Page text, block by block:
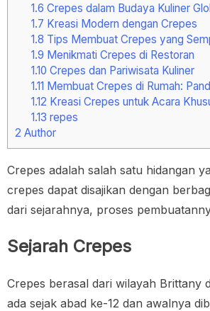
1.6 Crepes dalam Budaya Kuliner
1.7 Kreasi Modern dengan Crepes
1.8 Tips Membuat Crepes yang
1.9 Menikmati Crepes di Restoran
1.10 Crepes dan Pariwisata Kuliner
1.11 Membuat Crepes di Rumah:
1.12 Kreasi Crepes untuk Acara
1.13 repes
2 Author
Crepes adalah salah satu hidangan
crepes dapat disajikan dengan
dari sejarahnya, proses
Sejarah Crepes
Crepes berasal dari wilayah Brittany
ada sejak abad ke-12 dan awalnya